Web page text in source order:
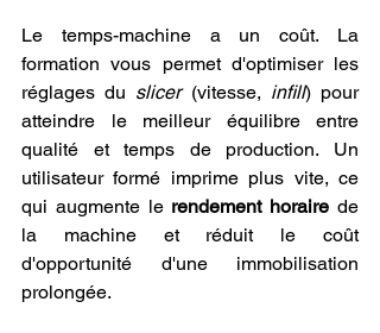
Le temps-machine a un coût. La
formation vous permet d'optimiser les
réglages du slicer (vitesse, infill) pour
atteindre le meilleur équilibre entre
qualité et temps de production. Un
utilisateur formé imprime plus vite, ce
qui augmente le rendement horaire de
la machine et réduit le coût
d'opportunité d'une immobilisation
prolongée.